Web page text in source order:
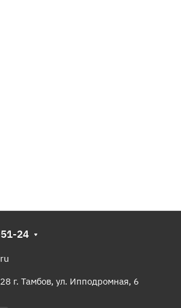
24
г. Тамбов, ул. Ипподромная, 6